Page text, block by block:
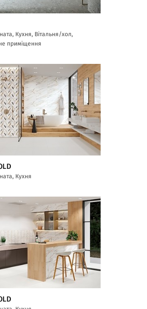
Кухня, Вітальня/хол,
приміщення
Кухня